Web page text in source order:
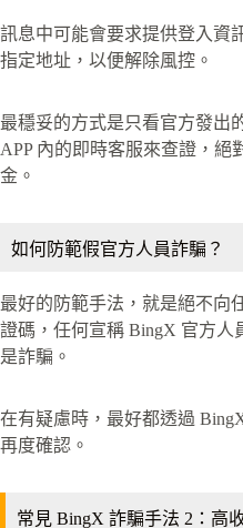
訊息中可能會要求提供登入資
指定地址，以便解除風控。
最穩妥的方式是只看官方發出
APP 內的即時客服來查證，絕
金。
如何防範假官方人員詐騙？
最好的防範手法，就是絕不向
證碼，任何宣稱 BingX 官方人
是詐騙。
在有疑慮時，最好都透過
再度確認。
常見 BingX 詐騙手法 2：高